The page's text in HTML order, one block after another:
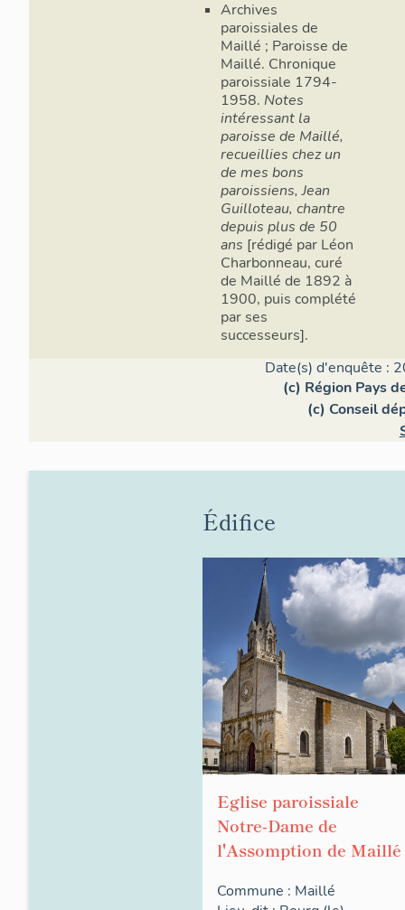
Archives
paroissiales de
Maillé ; Paroisse de
Maillé. Chronique
paroissiale 1794-
1958. Notes
intéressant la
paroisse de Maillé,
recueillies chez un
de mes bons
paroissiens, Jean
Guilloteau, chantre
depuis plus de 50
ans [rédigé par Léon
Charbonneau, curé
de Maillé de 1892 à
1900, puis complété
par ses
successeurs].
Date(s) d'enquête :
(c) Région Pays
(c) Conseil
Édifice
Eglise paroissiale
Notre-Dame de
l'Assomption de Maillé
Commune : Maillé